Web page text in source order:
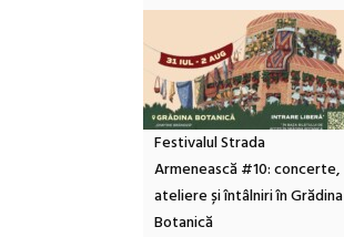
Festivalul Strada
Armenească #10: concerte,
ateliere și întâlniri în Grădina
Botanică